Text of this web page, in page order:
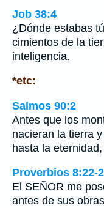
Job 38:4
¿Dónde estabas
cimientos de la
inteligencia.
*etc:
Salmos 90:2
Antes que los
nacieran la tierra
hasta la
Proverbios 8:22-
El SEÑOR me
antes de sus